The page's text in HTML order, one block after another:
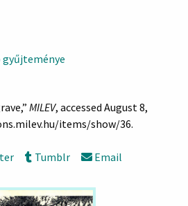
gyűjteménye
MILEV, accessed August 8,
items/show/36.
Tumblr Email